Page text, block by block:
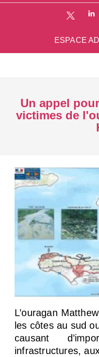
ESPACE AD
Un appel
victimes de
L’ouragan
les côtes au sud
causant
infrastructures,